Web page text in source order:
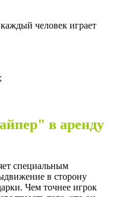
человек играет
;
в аренду
специальным
в сторону
Чем точнее игрок